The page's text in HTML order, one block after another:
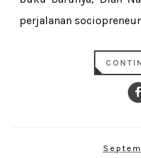
perjalanan